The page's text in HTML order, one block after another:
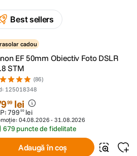
Best sellers
cadou
EF 50mm Obiectiv Foto DSLR
STM
(86)
: 125018348
99 lei
799 99 lei
04.08.2026 -31.08.2026
679 puncte de fidelitate
Adaugă în coș